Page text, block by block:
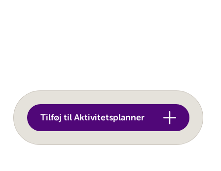
Tilføj til Aktivitetsplanner